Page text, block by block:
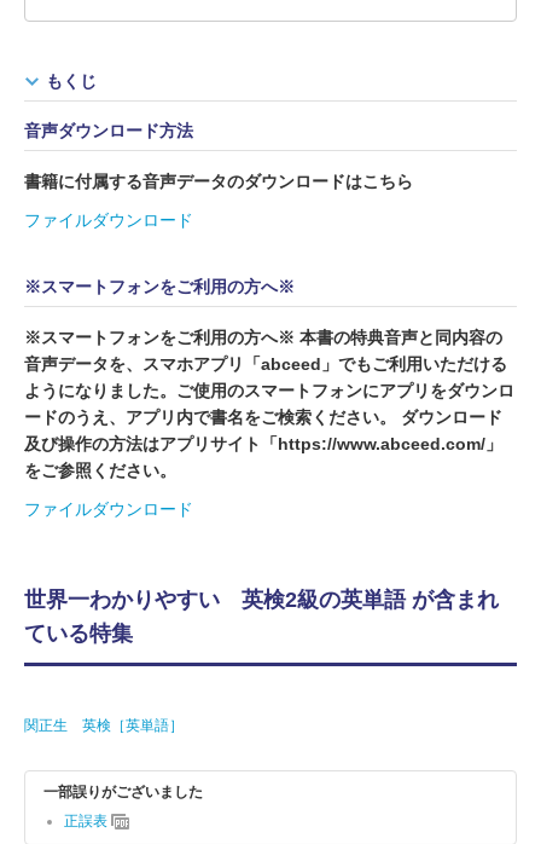
もくじ
音声ダウンロード方法
書籍に付属する音声データのダウンロードはこちら
ファイルダウンロード
※スマートフォンをご利用の方へ※
※スマートフォンをご利用の方へ※ 本書の特典音声と同内容の
音声データを、スマホアプリ「abceed」でもご利用いただける
ようになりました。ご使用のスマートフォンにアプリをダウンロ
ードのうえ、アプリ内で書名をご検索ください。 ダウンロード
及び操作の方法はアプリサイト「https://www.abceed.com/」
をご参照ください。
ファイルダウンロード
世界一わかりやすい 英検2級の英単語 が含まれ
ている特集
関正生 英検［英単語］
一部誤りがございました
正誤表